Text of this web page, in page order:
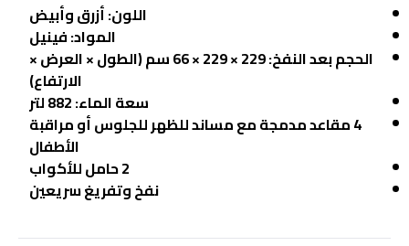
اللون: أزرق وأبيض
المواد: فينيل
الحجم بعد النفخ: 229 × 229 × 66 سم (الطول × العرض ×
الارتفاع)
سعة الماء: 882 لتر
4 مقاعد مدمجة مع مساند للظهر للجلوس أو مراقبة
الأطفال
2 حامل للأكواب
نفخ وتفريغ سريعين